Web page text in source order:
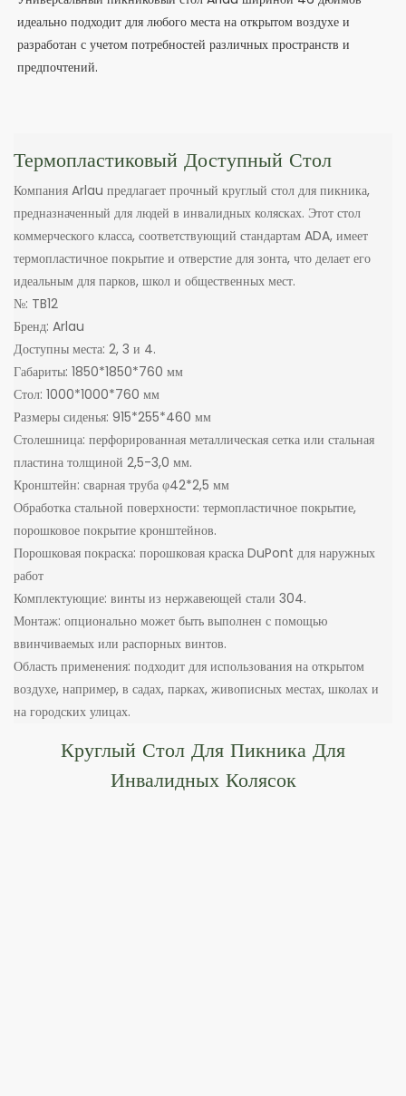
идеально подходит для любого места на открытом воздухе и
разработан с учетом потребностей различных пространств и
предпочтений.
Термопластиковый Доступный Стол
Компания Arlau предлагает прочный круглый стол для пикника,
предназначенный для людей в инвалидных колясках. Этот стол
коммерческого класса, соответствующий стандартам ADA, имеет
термопластичное покрытие и отверстие для зонта, что делает его
идеальным для парков, школ и общественных мест.
№: TB12
Бренд: Arlau
Доступны места: 2, 3 и 4.
Габариты: 1850*1850*760 мм
Стол: 1000*1000*760 мм
Размеры сиденья: 915*255*460 мм
Столешница: перфорированная металлическая сетка или стальная
пластина толщиной 2,5-3,0 мм.
Кронштейн: сварная труба φ42*2,5 мм
Обработка стальной поверхности: термопластичное покрытие,
порошковое покрытие кронштейнов.
Порошковая покраска: порошковая краска DuPont для наружных
работ
Комплектующие: винты из нержавеющей стали 304.
Монтаж: опционально может быть выполнен с помощью
ввинчиваемых или распорных винтов.
Область применения: подходит для использования на открытом
воздухе, например, в садах, парках, живописных местах, школах и
на городских улицах.
Круглый Стол Для Пикника Для
Инвалидных Колясок